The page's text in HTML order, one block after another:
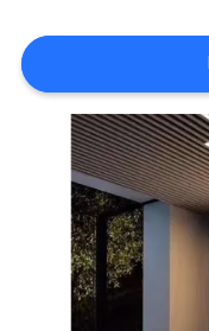
QUALITÉ
CONTACTEZ-
NOUS
DEMANDEZ